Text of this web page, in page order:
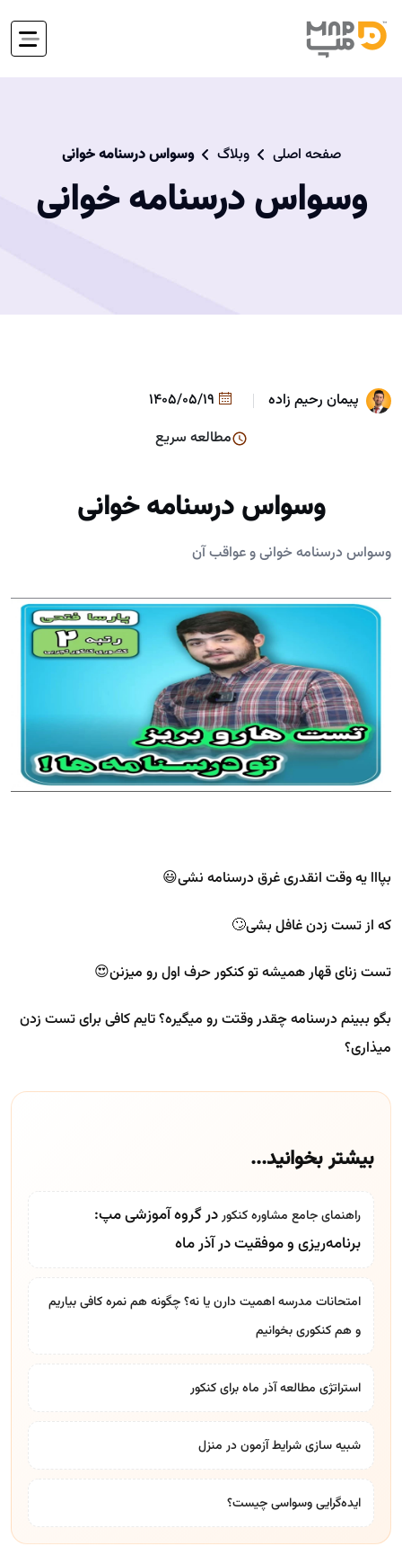
صفحه اصلی وبلاگ وسواس درسنامه خوانی‌
وسواس درسنامه خوانی‌
پیمان رحیم زاده
مطالعه سریع
وسواس درسنامه خوانی‌
وسواس درسنامه خوانی‌ و عواقب آن
بپااا یه وقت انقدری غرق درسنامه نشی‌😃
که از تست زدن غافل بشی🙄
تست زنای قهار همیشه تو کنکور حرف اول رو میزنن😍
بگو ببینم درسنامه چقدر وقتت رو میگیره؟ تایم کافی برای تست زدن
میذاری؟
بیشتر بخوانید...
راهنمای جامع مشاوره کنکوردر گروه آموزشی مپ:
برنامه‌ریزی و موفقیت در آذر ماه
امتحانات مدرسه اهمیت دارن یا نه؟ چگونه هم نمره کافی بیاریم
و هم کنکوری بخوانیم
استراتژی مطالعه آذر ماه برای کنکور
شبیه سازی شرایط آزمون در منزل
ایده‌گرایی وسواسی چیست؟